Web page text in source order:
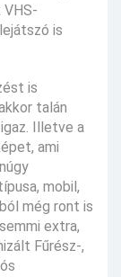
VHS-
is
is
talán
Illetve a
ami
mobil,
még ront is
extra,
Fűrész-,